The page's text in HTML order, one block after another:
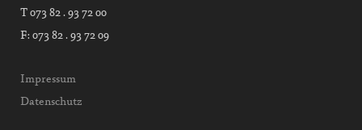
T 073 82 . 93 72 00
F: 073 82 . 93 72 09
Impressum
Datenschutz